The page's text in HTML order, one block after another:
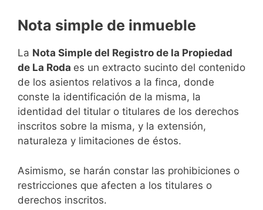
Nota simple de inmueble
La Nota Simple del Registro de la Propiedad
de La Roda es un extracto sucinto del contenido
de los asientos relativos a la finca, donde
conste la identificación de la misma, la
identidad del titular o titulares de los derechos
inscritos sobre la misma, y la extensión,
naturaleza y limitaciones de éstos.
Asimismo, se harán constar las prohibiciones o
restricciones que afecten a los titulares o
derechos inscritos.